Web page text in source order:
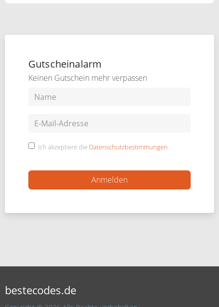
Gutscheinalarm
Keinen Gutschein mehr verpassen
Ich akzeptiere die Datenschutzbestimmungen
bestecodes.de